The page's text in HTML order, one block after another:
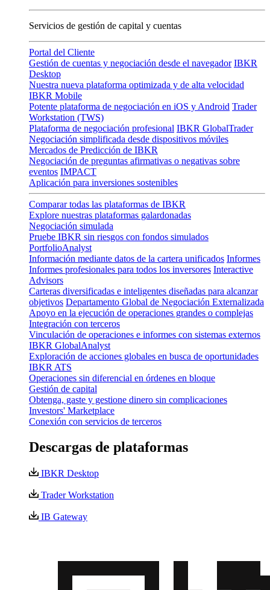
Servicios de gestión de capital y cuentas
Portal del Cliente
Gestión de cuentas y negociación desde el navegador IBKR
Desktop
Nuestra nueva plataforma optimizada y de alta velocidad
IBKR Mobile
Potente plataforma de negociación en iOS y Android Trader
Workstation (TWS)
Plataforma de negociación profesional IBKR GlobalTrader
Negociación simplificada desde dispositivos móviles
Mercados de Predicción de IBKR
Negociación de preguntas afirmativas o negativas sobre
eventos IMPACT
Aplicación para inversiones sostenibles
Comparar todas las plataformas de IBKR
Explore nuestras plataformas galardonadas
Negociación simulada
Pruebe IBKR sin riesgos con fondos simulados
PortfolioAnalyst
Información mediante datos de la cartera unificados Informes
Informes profesionales para todos los inversores Interactive
Advisors
Carteras diversificadas e inteligentes diseñadas para alcanzar
objetivos Departamento Global de Negociación Externalizada
Apoyo en la ejecución de operaciones grandes o complejas
Integración con terceros
Vinculación de operaciones e informes con sistemas externos
IBKR GlobalAnalyst
Exploración de acciones globales en busca de oportunidades
IBKR ATS
Operaciones sin diferencial en órdenes en bloque
Gestión de capital
Obtenga, gaste y gestione dinero sin complicaciones
Investors' Marketplace
Conexión con servicios de terceros
Descargas de plataformas
IBKR Desktop
Trader Workstation
IB Gateway